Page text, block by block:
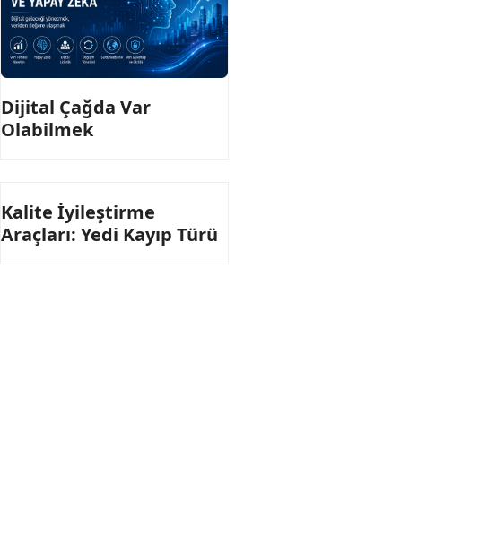
Dijital Çağda Var
Olabilmek
Kalite İyileştirme
Araçları: Yedi Kayıp Türü